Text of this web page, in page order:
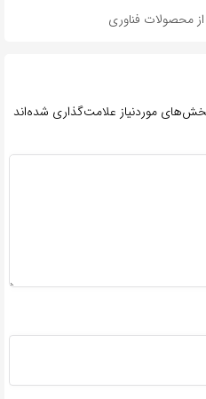
محصولات فناوری
موردنیاز علامت‌گذاری شده‌اند